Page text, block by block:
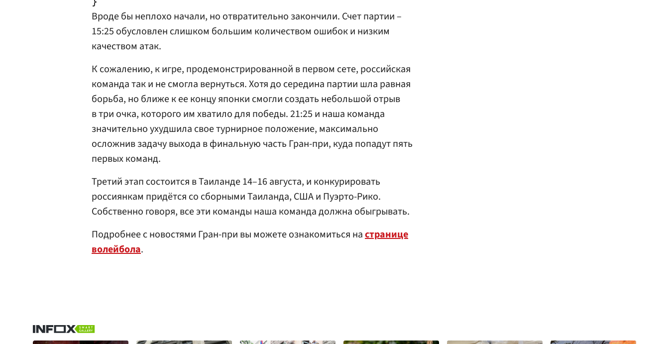
Вроде бы неплохо начали, но отвратительно закончили. Счет партии –
15:25 обусловлен слишком большим количеством ошибок и низким
качеством атак.
К сожалению, к игре, продемонстрированной в первом сете, российская
команда так и не смогла вернуться. Хотя до середина партии шла равная
борьба, но ближе к ее концу японки смогли создать небольшой отрыв
в три очка, которого им хватило для победы. 21:25 и наша команда
значительно ухудшила свое турнирное положение, максимально
осложнив задачу выхода в финальную часть Гран-при, куда попадут пять
первых команд.
Третий этап состоится в Таиланде 14–16 августа, и конкурировать
россиянкам придётся со сборными Таиланда, США и Пуэрто-Рико.
Собственно говоря, все эти команды наша команда должна обыгрывать.
Подробнее с новостями Гран-при вы можете ознакомиться настранице
волейбола.